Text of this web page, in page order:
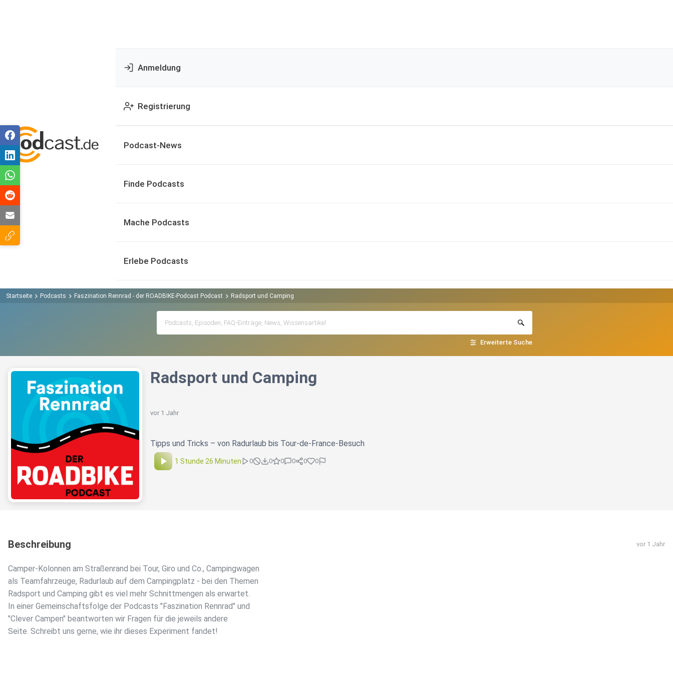
Anmeldung
Registrierung
Podcast-News
Finde Podcasts
Mache Podcasts
Erlebe Podcasts
Startseite Podcasts Faszination Rennrad - der ROADBIKE-Podcast Podcast Radsport und Camping
Erweiterte Suche
Radsport und Camping
vor 1 Jahr
Tipps und Tricks – von Radurlaub bis Tour-de-France-Besuch
1 Stunde 26 Minuten 0 0 0 0 0 0
Beschreibung vor 1 Jahr
Camper-Kolonnen am Straßenrand bei Tour, Giro und Co., Campingwagen
als Teamfahrzeuge, Radurlaub auf dem Campingplatz - bei den Themen
Radsport und Camping gibt es viel mehr Schnittmengen als erwartet.
In einer Gemeinschaftsfolge der Podcasts "Faszination Rennrad" und
"Clever Campen" beantworten wir Fragen für die jeweils andere
Seite. Schreibt uns gerne, wie ihr dieses Experiment fandet!